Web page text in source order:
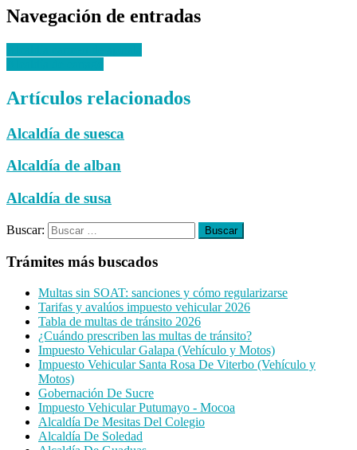
Navegación de entradas
Artículos relacionados
Alcaldía de suesca
Alcaldía de alban
Alcaldía de susa
Buscar:
Trámites más buscados
Multas sin SOAT: sanciones y cómo regularizarse
Tarifas y avalúos impuesto vehicular 2026
Tabla de multas de tránsito 2026
¿Cuándo prescriben las multas de tránsito?
Impuesto Vehicular Galapa (Vehículo y Motos)
Impuesto Vehicular Santa Rosa De Viterbo (Vehículo y
Motos)
Gobernación De Sucre
Impuesto Vehicular Putumayo - Mocoa
Alcaldía De Mesitas Del Colegio
Alcaldía De Soledad